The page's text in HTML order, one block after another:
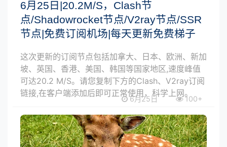
6月25日|20.2M/S，Clash节
点/Shadowrocket节点/V2ray节点/SSR
节点|免费订阅机场|每天更新免费梯子
这次更新的订阅节点包括加拿大、日本、欧洲、新加
坡、英国、香港、美国、韩国等国家地区,速度峰值
可达20.2 M/S。请您复制下方的Clash、V2ray订阅
链接,在客户端添加后即可正常使用，科学上网。
6月25日 100+